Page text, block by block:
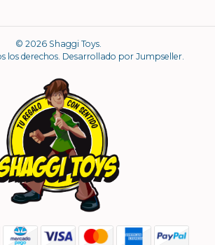
© 2026 Shaggi Toys.
los derechos. Desarrollado por Jumpseller.